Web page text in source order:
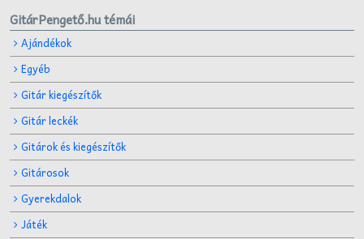
GitárPengető.hu témái
Ajándékok
Egyéb
Gitár kiegészítők
Gitár leckék
Gitárok és kiegészítők
Gitárosok
Gyerekdalok
Játék